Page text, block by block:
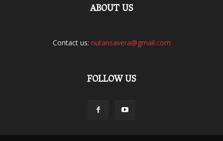
ABOUT US
Contact us: nutansavera@gmail.com
FOLLOW US